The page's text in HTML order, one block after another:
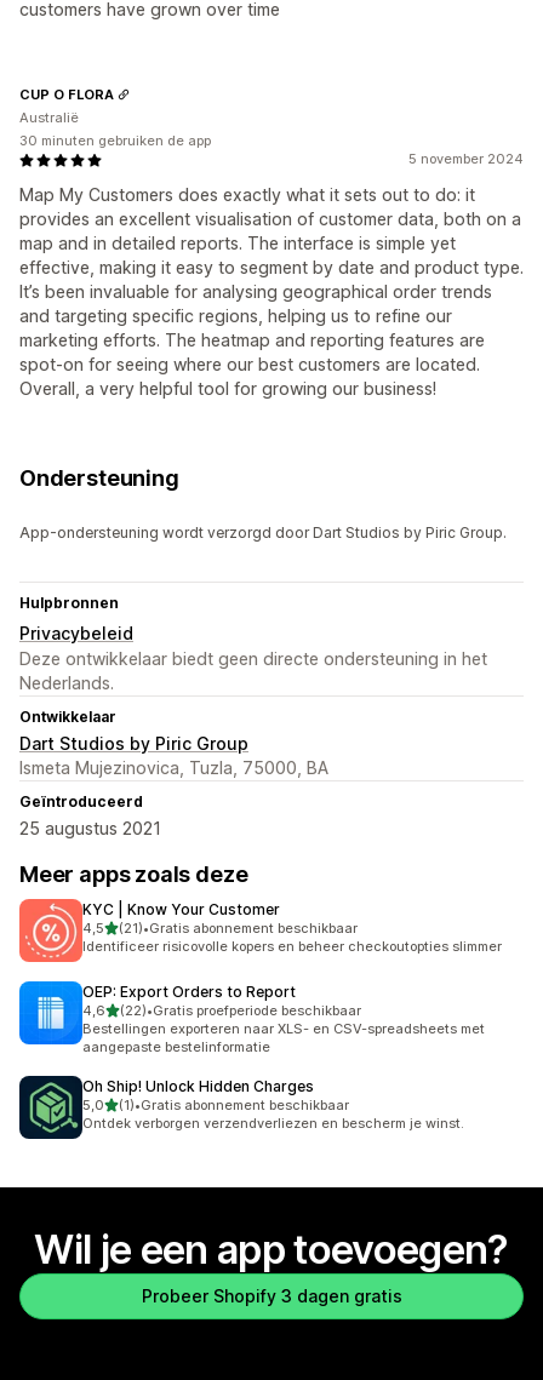
customers have grown over time
5 november 2024
Map My Customers does exactly what it sets out to do: it
provides an excellent visualisation of customer data, both on a
map and in detailed reports. The interface is simple yet
effective, making it easy to segment by date and product type.
It’s been invaluable for analysing geographical order trends
and targeting specific regions, helping us to refine our
marketing efforts. The heatmap and reporting features are
spot-on for seeing where our best customers are located.
Overall, a very helpful tool for growing our business!
CUP O FLORA
Australië
30 minuten gebruiken de app
Ondersteuning
App-ondersteuning wordt verzorgd door Dart Studios by Piric Group.
Hulpbronnen
Privacybeleid
Deze ontwikkelaar biedt geen directe ondersteuning in het
Nederlands.
Ontwikkelaar
Dart Studios by Piric Group
Ismeta Mujezinovica, Tuzla, 75000, BA
Geïntroduceerd
25 augustus 2021
Meer apps zoals deze
KYC | Know Your Customer
4,5van 5 sterren
(21)
21 recensies in totaal
•Gratis abonnement beschikbaar
Identificeer risicovolle kopers en beheer checkoutopties slimmer
OEP: Export Orders to Report
4,6van 5 sterren
(22)
22 recensies in totaal
•Gratis proefperiode beschikbaar
Bestellingen exporteren naar XLS- en CSV-spreadsheets met
aangepaste bestelinformatie
Oh Ship! Unlock Hidden Charges
5,0van 5 sterren
(1)
1 recensies in totaal
•Gratis abonnement beschikbaar
Ontdek verborgen verzendverliezen en bescherm je winst.
Wil je een app toevoegen?
Probeer Shopify 3 dagen gratis